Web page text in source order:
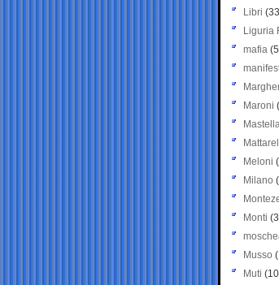
Libri
Liguria
mafia
Maroni
Meloni
Milano
Monti
Musso
Muti